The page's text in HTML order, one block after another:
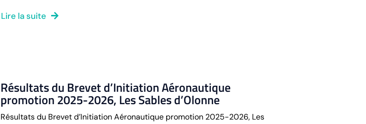
Lire la suite
Résultats du Brevet d’Initiation Aéronautique
promotion 2025-2026, Les Sables d’Olonne
Résultats du Brevet d’Initiation Aéronautique promotion 2025-2026, Les